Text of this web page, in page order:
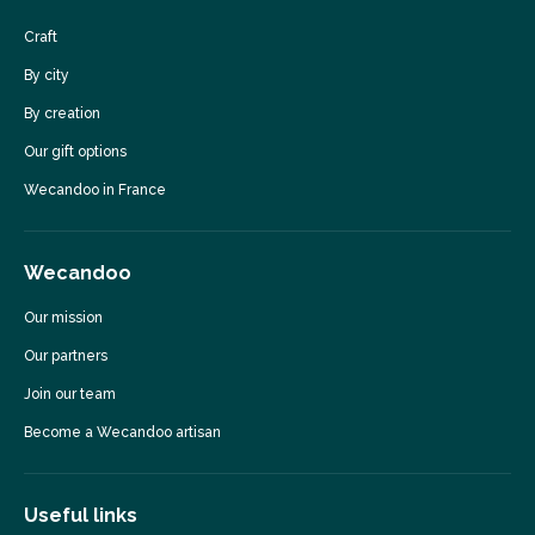
Craft
By city
By creation
Our gift options
Wecandoo in France
Wecandoo
Our mission
Our partners
Join our team
Become a Wecandoo artisan
Useful links